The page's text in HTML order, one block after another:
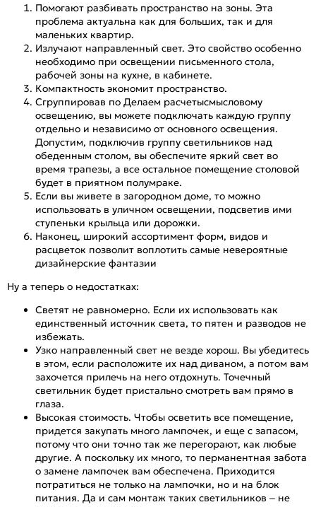
Помогают разбивать пространство на зоны. Эта
проблема актуальна как для больших, так и для
маленьких квартир.
Излучают направленный свет. Это свойство особенно
необходимо при освещении письменного стола,
рабочей зоны на кухне, в кабинете.
Компактность экономит пространство.
Сгруппировав по Делаем расчетысмысловому
освещению, вы можете подключать каждую группу
отдельно и независимо от основного освещения.
Допустим, подключив группу светильников над
обеденным столом, вы обеспечите яркий свет во
время трапезы, а все остальное помещение столовой
будет в приятном полумраке.
Если вы живете в загородном доме, то можно
использовать в уличном освещении, подсветив ими
ступеньки крыльца или дорожки.
Наконец, широкий ассортимент форм, видов и
расцветок позволит воплотить самые невероятные
дизайнерские фантазии
Ну а теперь о недостатках:
Светят не равномерно. Если их использовать как
единственный источник света, то пятен и разводов не
избежать.
Узко направленный свет не везде хорош. Вы убедитесь
в этом, если расположите их над диваном, а потом вам
захочется прилечь на него отдохнуть. Точечный
светильник будет пристально смотреть вам прямо в
глаза.
Высокая стоимость. Чтобы осветить все помещение,
придется закупать много лампочек, и еще с запасом,
потому что они точно так же перегорают, как любые
другие. А поскольку их много, то перманентная забота
о замене лампочек вам обеспечена. Приходится
потратиться не только на лампочки, но и на блок
питания. Да и сам монтаж таких светильников – не